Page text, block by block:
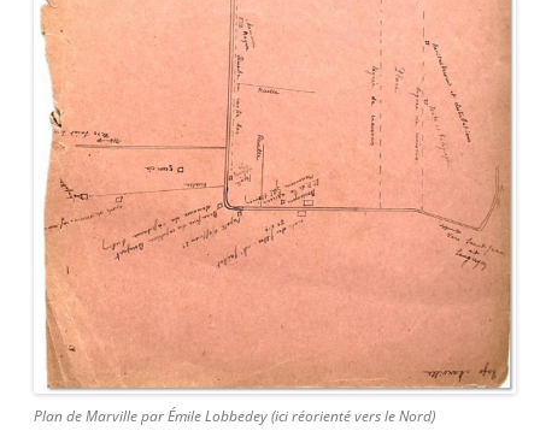
Plan de Marville par Émile Lobbedey (ici réorienté vers le Nord)